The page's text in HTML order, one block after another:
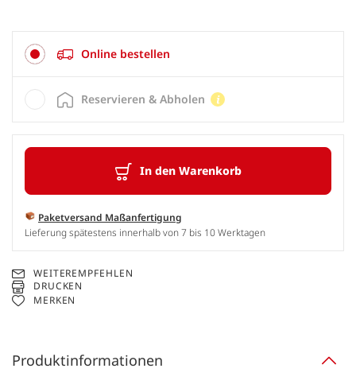
Online bestellen
In den Warenkorb
Paketversand Maßanfertigung
Lieferung spätestens innerhalb von 7 bis 10 Werktagen
Reservieren & Abholen
WEITEREMPFEHLEN
DRUCKEN
MERKEN
Produktinformationen